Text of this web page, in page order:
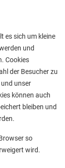
es sich um kleine
und
Cookies
der Besucher zu
unser
können auch
bleiben und
so
wird.